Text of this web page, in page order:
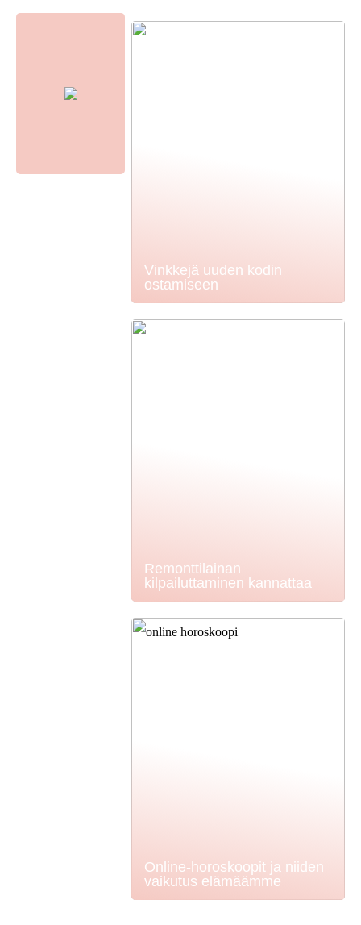
Vinkkejä uuden kodin
ostamiseen
Remonttilainan
kilpailuttaminen kannattaa
Online-horoskoopit ja niiden
vaikutus elämäämme